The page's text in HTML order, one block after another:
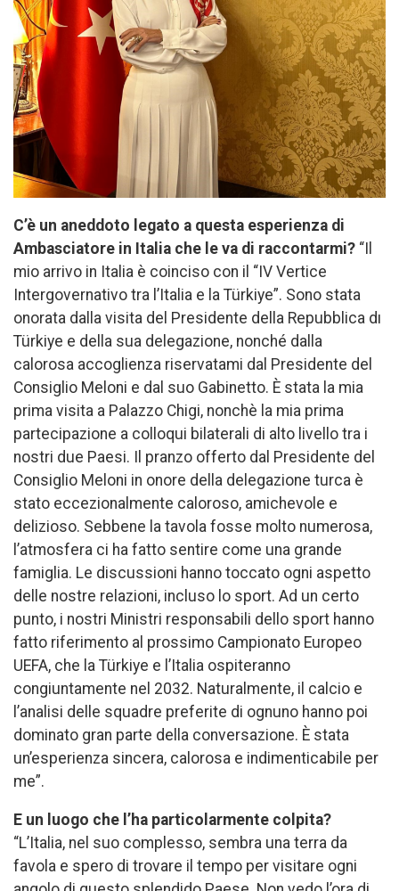
C’è un aneddoto legato a questa esperienza di
Ambasciatore in Italia che le va di raccontarmi? “Il
mio arrivo in Italia è coinciso con il “IV Vertice
Intergovernativo tra l’Italia e la Türkiye”. Sono stata
onorata dalla visita del Presidente della Repubblica dı
Türkiye e della sua delegazione, nonché dalla
calorosa accoglienza riservatami dal Presidente del
Consiglio Meloni e dal suo Gabinetto. È stata la mia
prima visita a Palazzo Chigi, nonchè la mia prima
partecipazione a colloqui bilaterali di alto livello tra i
nostri due Paesi. Il pranzo offerto dal Presidente del
Consiglio Meloni in onore della delegazione turca è
stato eccezionalmente caloroso, amichevole e
delizioso. Sebbene la tavola fosse molto numerosa,
l’atmosfera ci ha fatto sentire come una grande
famiglia. Le discussioni hanno toccato ogni aspetto
delle nostre relazioni, incluso lo sport. Ad un certo
punto, i nostri Ministri responsabili dello sport hanno
fatto riferimento al prossimo Campionato Europeo
UEFA, che la Türkiye e l’Italia ospiteranno
congiuntamente nel 2032. Naturalmente, il calcio e
l’analisi delle squadre preferite di ognuno hanno poi
dominato gran parte della conversazione. È stata
un’esperienza sincera, calorosa e indimenticabile per
me”.
E un luogo che l’ha particolarmente colpita?
“L’Italia, nel suo complesso, sembra una terra da
favola e spero di trovare il tempo per visitare ogni